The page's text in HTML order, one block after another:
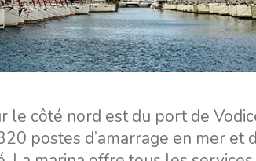
le côté nord est du port de
postes d’amarrage en mer et
moteur
à moteur
Locations sans Equipage
Locations avec Skipper
Flottille
Investissement de yacht